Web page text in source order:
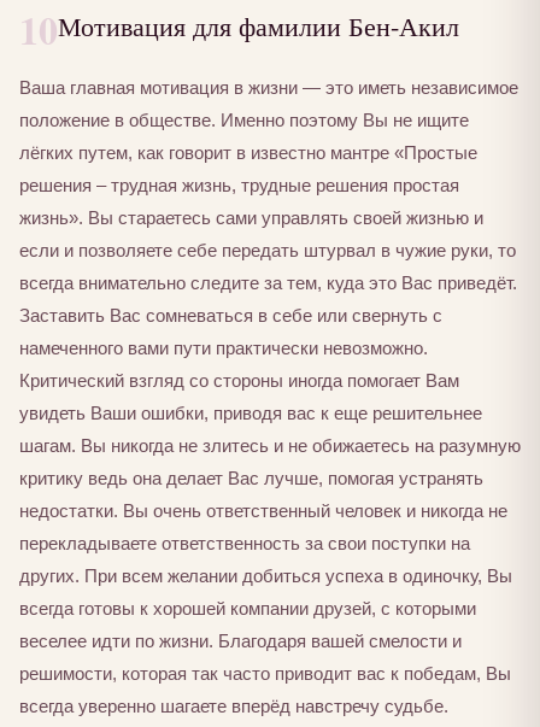
10Мотивация для фамилии Бен-Акил
Ваша главная мотивация в жизни — это иметь независимое
положение в обществе. Именно поэтому Вы не ищите
лёгких путем, как говорит в известно мантре «Простые
решения – трудная жизнь, трудные решения простая
жизнь». Вы стараетесь сами управлять своей жизнью и
если и позволяете себе передать штурвал в чужие руки, то
всегда внимательно следите за тем, куда это Вас приведёт.
Заставить Вас сомневаться в себе или свернуть с
намеченного вами пути практически невозможно.
Критический взгляд со стороны иногда помогает Вам
увидеть Ваши ошибки, приводя вас к еще решительнее
шагам. Вы никогда не злитесь и не обижаетесь на разумную
критику ведь она делает Вас лучше, помогая устранять
недостатки. Вы очень ответственный человек и никогда не
перекладываете ответственность за свои поступки на
других. При всем желании добиться успеха в одиночку, Вы
всегда готовы к хорошей компании друзей, с которыми
веселее идти по жизни. Благодаря вашей смелости и
решимости, которая так часто приводит вас к победам, Вы
всегда уверенно шагаете вперёд навстречу судьбе.